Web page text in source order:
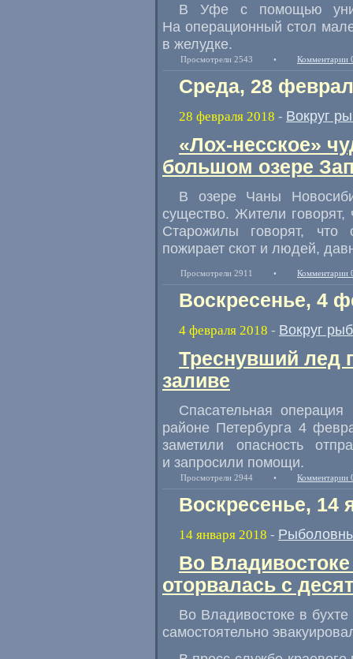
В Уфе с помощью
На операционный стол
в желудке.
Просмотрели 2543 • Комментарии
Среда, 28
28 февраля 2018 - Вокруг
«Лох-несское»
большом озере
В озере Чаны
существо. Жители говорят,
Старожилы говорят,
что
пожирает скот и людей,
Просмотрели 2911 • Комментарии
Воскресенье, 4
4 февраля 2018 - Вокруг
Треснувший лед
заливе
Спасательная
районе Петербурга 4
заметили опасность
и запросили помощи.
Просмотрели 2944 • Комментарии
Воскресенье, 14
14 января 2018 -
Во
оторвалась с
Во Владивостоке в
самостоятельно